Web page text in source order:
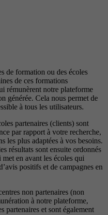
de formation ou des écoles
de ces formations
rémunèrent notre plateforme
générée. Cela nous permet de
à tous les utilisateurs.
partenaires (clients) sont
par rapport à votre recherche,
les plus adaptées à vos besoins.
résultats sont ensuite ordonnés
en avant les écoles qui
positifs et de campagnes en
non partenaires (non
à notre plateforme,
partenaires et sont également